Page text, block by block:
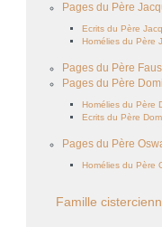
Pages du Père
Ecrits du Père
Homélies du Père
Pages du Père
Pages du Père
Homélies du Père
Ecrits du Père
Pages du Père
Homélies du Père
Famille